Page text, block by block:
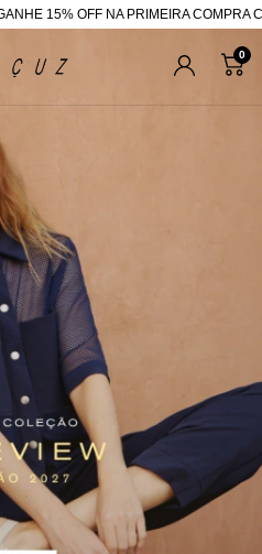
15% OFF NA PRIMEIRA COMPRA COM
0